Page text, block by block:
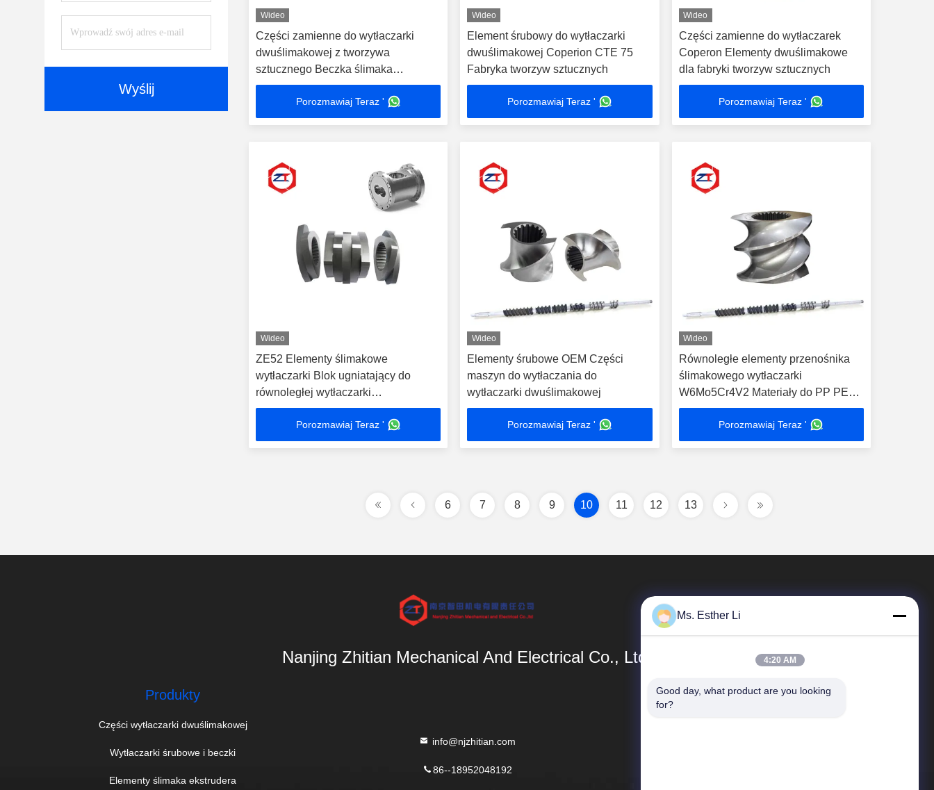
Wyślij
Wideo
Części zamienne do wytłaczarki
dwuślimakowej z tworzywa
sztucznego Beczka ślimaka
wytłaczarki ze stali nierdzewnej
Porozmawiaj Teraz '
Wideo
Element śrubowy do wytłaczarki
dwuślimakowej Coperion CTE 75
Fabryka tworzyw sztucznych
Porozmawiaj Teraz '
Wideo
Części zamienne do wytłaczarek
Coperon Elementy dwuślimakowe
dla fabryki tworzyw sztucznych
Porozmawiaj Teraz '
Wideo
ZE52 Elementy ślimakowe
wytłaczarki Blok ugniatający do
równoległej wytłaczarki
dwuślimakowej
Porozmawiaj Teraz '
Wideo
Elementy śrubowe OEM Części
maszyn do wytłaczania do
wytłaczarki dwuślimakowej
Porozmawiaj Teraz '
Wideo
Równoległe elementy przenośnika
ślimakowego wytłaczarki
W6Mo5Cr4V2 Materiały do ​​PP PE
PVC
Porozmawiaj Teraz '
6 7 8 9 10 11 12 13
Nanjing Zhitian Mechanical And Electrical Co., Ltd.
Produkty
Części wytłaczarki dwuślimakowej
Wytłaczarki śrubowe i beczki
Elementy ślimaka ekstrudera
info@njzhitian.com
86--18952048192
Szybkie Linki
Ms. Esther Li
4:20 AM
Good day, what product are you looking
for?